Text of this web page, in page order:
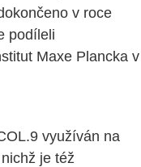
v roce
podíleli
Maxe Plancka v
využíván na
je též